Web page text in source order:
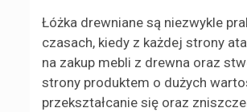
Łóżka drewniane są niezwykle
czasach, kiedy z każdej strony
na zakup mebli z drewna oraz
strony produktem o dużych
przekształcanie się oraz